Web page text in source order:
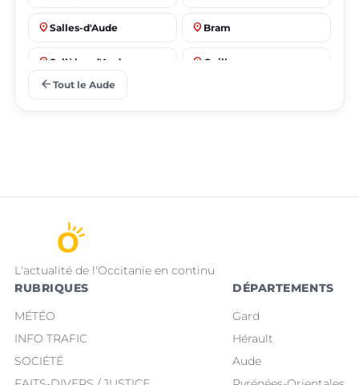
place Salles-d'Aude place Bram
place Sallèles-d'Aude place Quillan
arrow_back Tout le Aude
L'actualité de l'Occitanie en continu
RUBRIQUES
MÉTÉO
INFO TRAFIC
SOCIÉTÉ
DÉPARTEMENTS
Gard
Hérault
Aude